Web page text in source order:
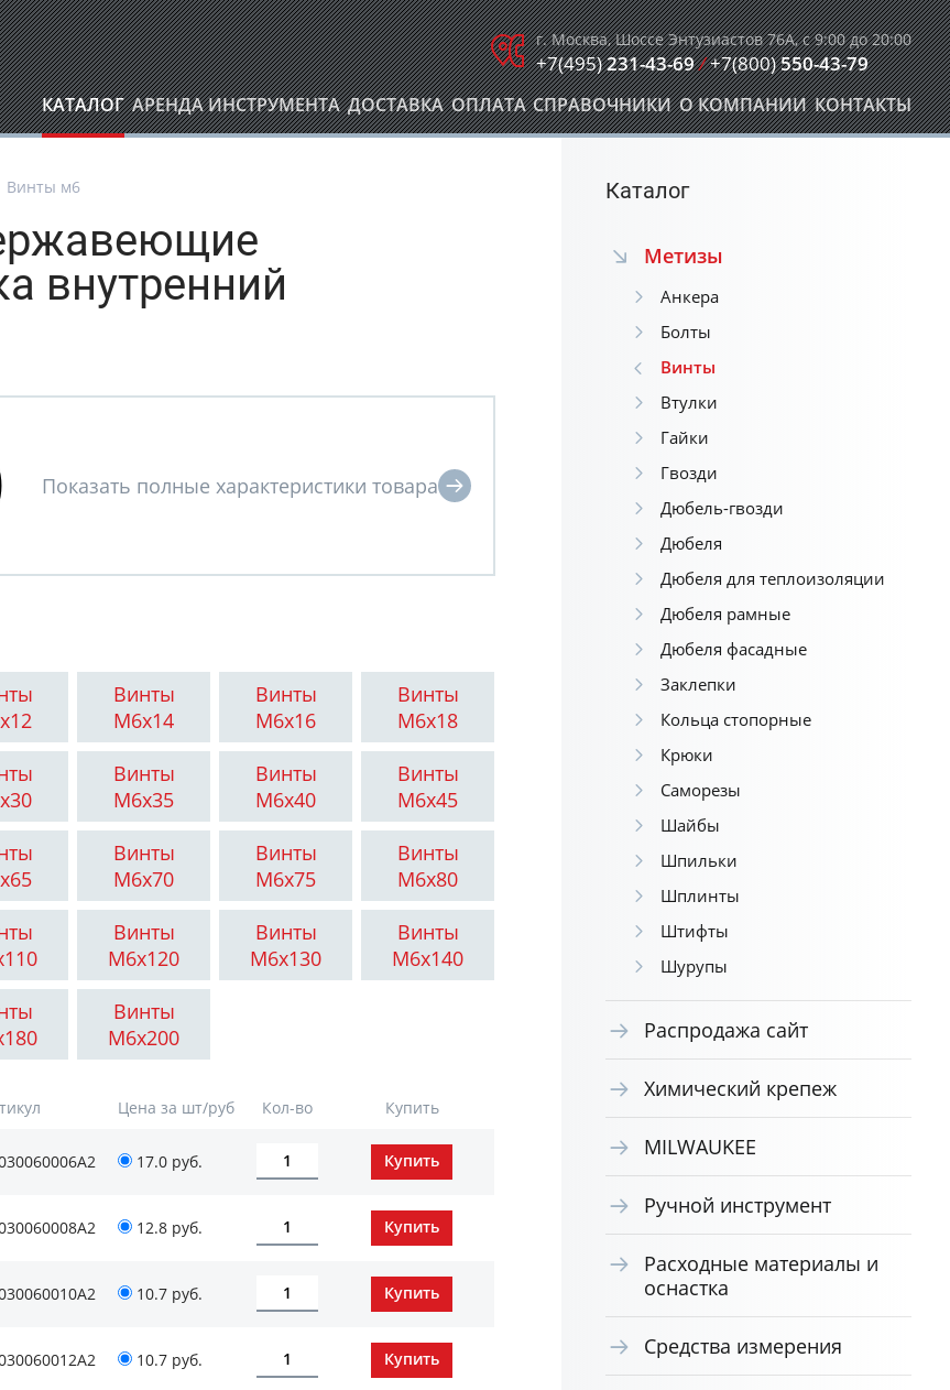
г. Москва, Шоссе Энтузиастов 76А, с 9:00 до 20:00
+7(495)231-43-69/+7(800)550-43-79
КАТАЛОГ АРЕНДА ИНСТРУМЕНТА ДОСТАВКА ОПЛАТА СПРАВОЧНИКИ О КОМПАНИИ КОНТАКТЫ
Винты м6
внутренний
Винты
М6x14
Винты
М6x16
Винты
М6x18
Винты
М6x35
Винты
М6x40
Винты
М6x45
Винты
М6x70
Винты
М6x75
Винты
М6x80
Винты
М6x120
Винты
М6x130
Винты
М6x140
Винты
М6x200
Цена за шт/руб Кол-во Купить
17.0 руб.
12.8 руб.
10.7 руб.
10.7 руб.
Каталог
Метизы
Анкера
Болты
Винты
Втулки
Гайки
Гвозди
Дюбель-гвозди
Дюбеля
Дюбеля для теплоизоляции
Дюбеля рамные
Дюбеля фасадные
Заклепки
Кольца стопорные
Крюки
Саморезы
Шайбы
Шпильки
Шплинты
Штифты
Шурупы
Распродажа сайт
Химический крепеж
MILWAUKEE
Ручной инструмент
Расходные материалы и
оснастка
Средства измерения